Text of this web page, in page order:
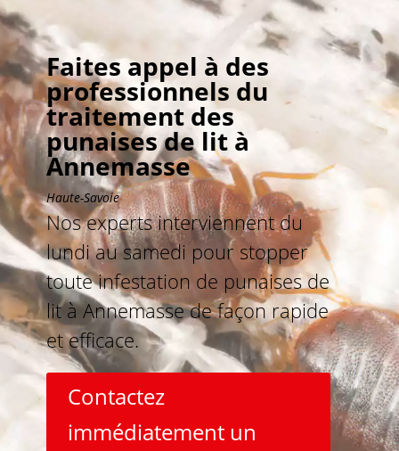
Faites appel à des
professionnels du
traitement des
punaises de lit à
Annemasse
Haute-Savoie
Nos experts interviennent du
lundi au samedi pour stopper
toute infestation de punaises de
lit à Annemasse de façon rapide
et efficace.
Contactez
immédiatement un